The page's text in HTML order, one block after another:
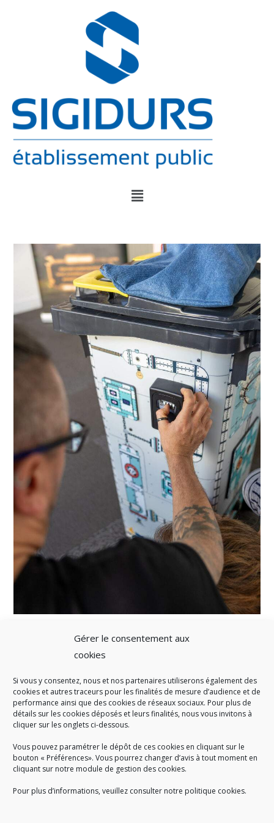
Gérer le consentement aux
cookies
Si vous y consentez, nous et nos partenaires utiliserons également des
cookies et autres traceurs pour les finalités de mesure d’audience et de
performance ainsi que des cookies de réseaux sociaux. Pour plus de
détails sur les cookies déposés et leurs finalités, nous vous invitons à
cliquer sur les onglets ci-dessous.
Vous pouvez paramétrer le dépôt de ces cookies en cliquant sur le
bouton « Préférences». Vous pourrez changer d’avis à tout moment en
cliquant sur notre module de gestion des cookies.
Pour plus d’informations, veuillez consulter notre politique cookies.
A SAVOIR
Créé en 1978, le Sigidurs est un établissement public quiexerce
des missions de service public : la prévention, la collecte et la
territoire.
Accueil du public :